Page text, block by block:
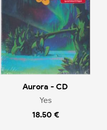
Aurora - CD
Yes
18.50 €